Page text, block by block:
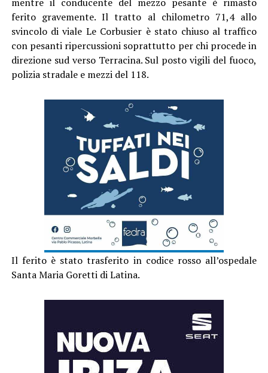
ferito gravemente. Il tratto al chilometro 71,4 allo
svincolo di viale Le Corbusier è stato chiuso al traffico
con pesanti ripercussioni soprattutto per chi procede in
direzione sud verso Terracina. Sul posto vigili del fuoco,
polizia stradale e mezzi del 118.
Il ferito è stato trasferito in codice rosso all’ospedale
Santa Maria Goretti di Latina.